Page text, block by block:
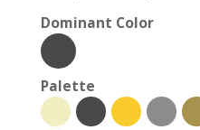
Dominant Color
Palette